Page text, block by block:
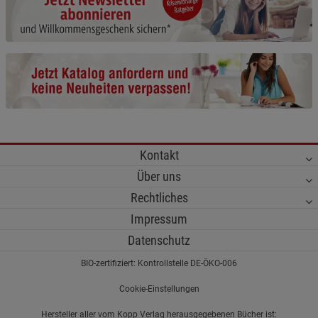
Kontakt
Über uns
Rechtliches
Impressum
Datenschutz
BIO-zertifiziert: Kontrollstelle DE-ÖKO-006
Cookie-Einstellungen
Hersteller aller vom Kopp Verlag herausgegebenen Bücher ist:
Cookie-Informationenanzeigen
Funktionale Cookies (1) Funktionale
Beschreibung Funktionale Cookies
anzeigen
Statistik Cookies (2) Statistik Cookies
Beschreibung Statistik Cookies
Cookie-Informationen
Marketing Cookies (3)
Datenschutzerklärung Impressum